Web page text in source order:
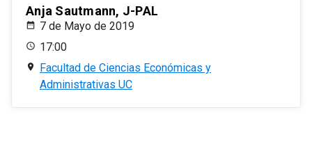
Anja Sautmann, J-PAL
7 de Mayo de 2019
17:00
Facultad de Ciencias Económicas y
Administrativas UC